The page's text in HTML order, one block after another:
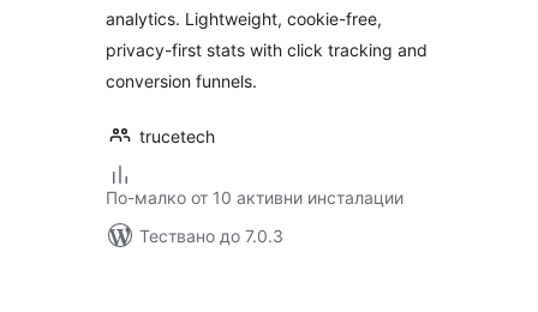
analytics. Lightweight, cookie-free,
privacy-first stats with click tracking and
conversion funnels.
trucetech
По-малко от 10 активни инсталации
Тествано до 7.0.3